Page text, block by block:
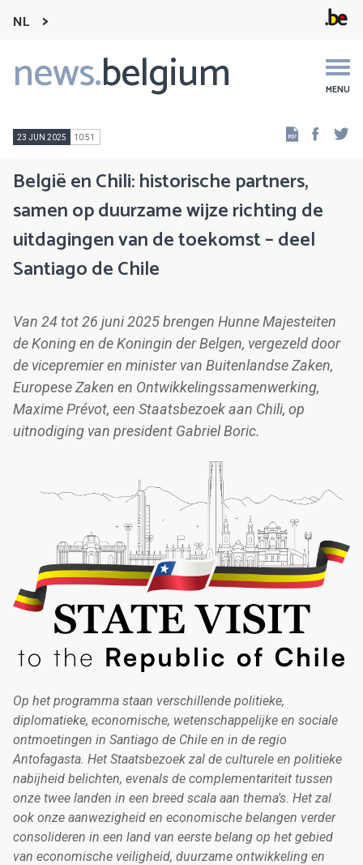
NL
news.belgium MENU
Main
navigation
23 JUN 2025 10:51
België en Chili: historische partners,
samen op duurzame wijze richting de
uitdagingen van de toekomst – deel
Santiago de Chile
Van 24 tot 26 juni 2025 brengen Hunne Majesteiten
de Koning en de Koningin der Belgen, vergezeld door
de vicepremier en minister van Buitenlandse Zaken,
Europese Zaken en Ontwikkelingssamenwerking,
Maxime Prévot, een Staatsbezoek aan Chili, op
uitnodiging van president Gabriel Boric.
Op het programma staan verschillende politieke,
diplomatieke, economische, wetenschappelijke en sociale
ontmoetingen in Santiago de Chile en in de regio
Antofagasta. Het Staatsbezoek zal de culturele en politieke
nabijheid belichten, evenals de complementariteit tussen
onze twee landen in een breed scala aan thema's. Het zal
ook onze aanwezigheid en economische belangen verder
consolideren in een land van eerste belang op het gebied
van economische veiligheid, duurzame ontwikkeling en